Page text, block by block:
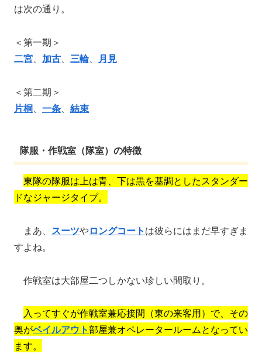
は次の通り。
＜第一期＞
二宮、 加古、 三輪、 月見
＜第二期＞
片桐、 一条、 結束
隊服・作戦室（隊室）の特徴
東隊の隊服は上は青、下は黒を基調としたスタンダー
ドなジャージタイプ。
まあ、 スーツやロングコートは彼らにはまだ早すぎま
すよね。
作戦室は大部屋二つしかない珍しい間取り。
入ってすぐが作戦室兼応接間（東の来客用）で、その
奥がベイルアウト部屋兼オペレータールームとなってい
ます。